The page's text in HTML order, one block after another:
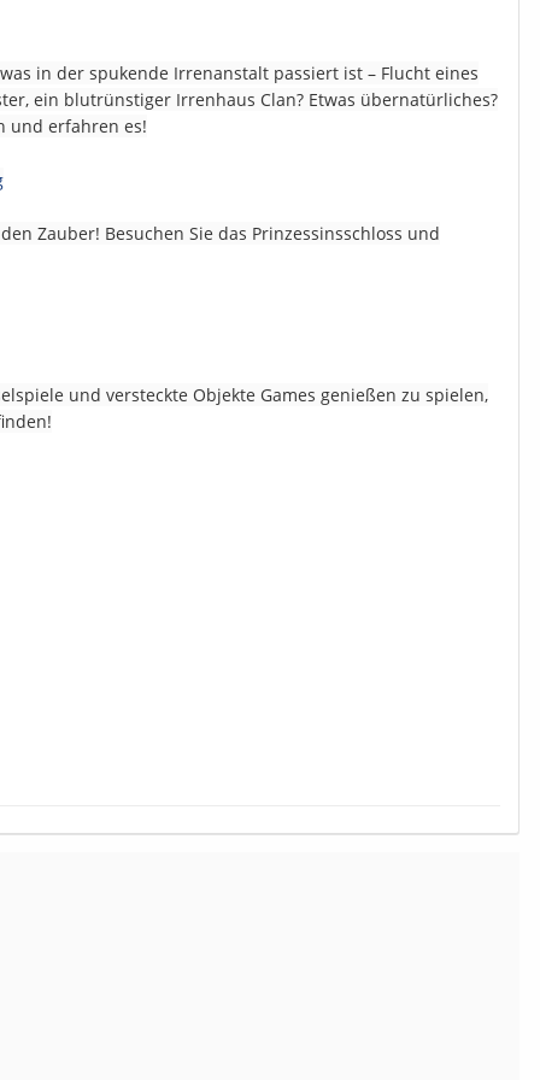
in der spukende Irrenanstalt passiert ist – Flucht eines
ein blutrünstiger Irrenhaus Clan? Etwas übernatürliches?
und erfahren es!
den Zauber! Besuchen Sie das Prinzessinsschloss und
und versteckte Objekte Games genießen zu spielen,